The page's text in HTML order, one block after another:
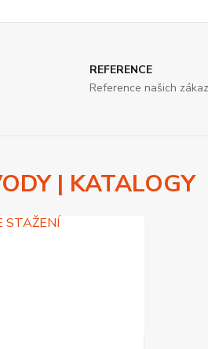
REFERENCE
Reference našich
| KATALOGY